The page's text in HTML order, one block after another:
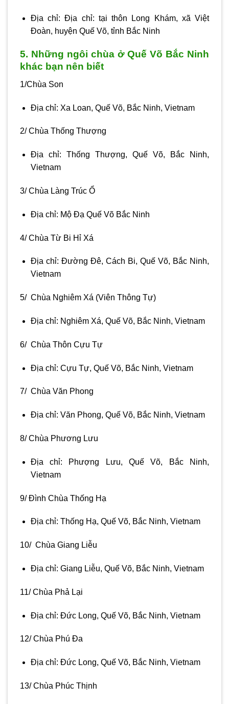
Địa chỉ: Địa chỉ: tại thôn Long Khám, xã Việt
Ðoàn, huyện Quế Võ, tỉnh Bắc Ninh
5. Những ngôi chùa ở Quế Võ Bắc Ninh
khác bạn nên biết
1/Chùa Son
Địa chỉ: Xa Loan, Quế Võ, Bắc Ninh, Vietnam
2/ Chùa Thống Thượng
Địa chỉ: Thống Thượng, Quế Võ, Bắc Ninh,
Vietnam
3/ Chùa Làng Trúc Ổ
Địa chỉ: Mộ Đạ Quế Võ Bắc Ninh
4/ Chùa Từ Bi Hỉ Xá
Địa chỉ: Đường Đê, Cách Bi, Quế Võ, Bắc Ninh,
Vietnam
5/ Chùa Nghiêm Xá (Viên Thông Tự)
Địa chỉ: Nghiêm Xá, Quế Võ, Bắc Ninh, Vietnam
6/ Chùa Thôn Cựu Tự
Địa chỉ: Cựu Tự, Quế Võ, Bắc Ninh, Vietnam
7/ Chùa Văn Phong
Địa chỉ: Văn Phong, Quế Võ, Bắc Ninh, Vietnam
8/ Chùa Phương Lưu
Địa chỉ: Phượng Lưu, Quế Võ, Bắc Ninh,
Vietnam
9/ Đình Chùa Thống Hạ
Địa chỉ: Thống Hạ, Quế Võ, Bắc Ninh, Vietnam
10/ Chùa Giang Liễu
Địa chỉ: Giang Liễu, Quế Võ, Bắc Ninh, Vietnam
11/ Chùa Phả Lại
Địa chỉ: Đức Long, Quế Võ, Bắc Ninh, Vietnam
12/ Chùa Phú Đa
Địa chỉ: Đức Long, Quế Võ, Bắc Ninh, Vietnam
13/ Chùa Phúc Thịnh